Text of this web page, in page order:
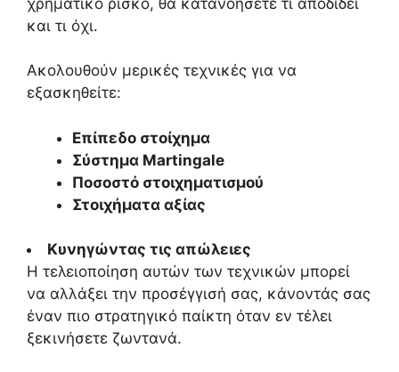
και τι όχι.
Ακολουθούν μερικές τεχνικές για να
εξασκηθείτε:
Επίπεδο στοίχημα
Σύστημα Martingale
Ποσοστό στοιχηματισμού
Στοιχήματα αξίας
Κυνηγώντας τις απώλειες
Η τελειοποίηση αυτών των τεχνικών μπορεί
να αλλάξει την προσέγγισή σας, κάνοντάς σας
έναν πιο στρατηγικό παίκτη όταν εν τέλει
ξεκινήσετε ζωντανά.